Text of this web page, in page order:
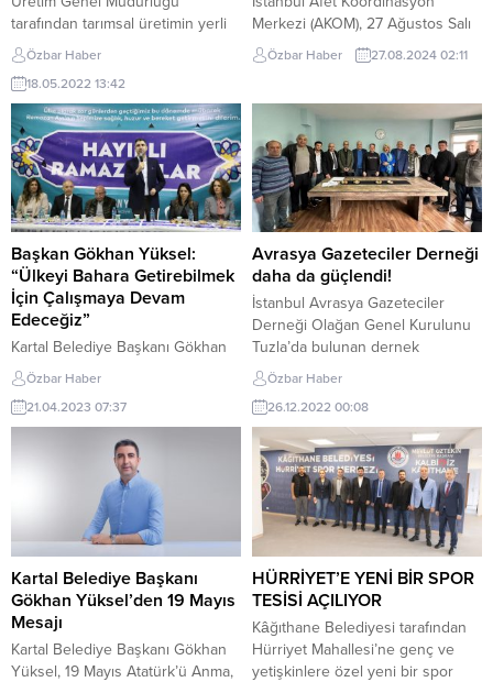
tarafından tarımsal üretimin yerli
ve milli tohumlarla artırılması için
uygulamaya konulan “Yerli Hibrit
Çeşitlerin Kullanımının
Yaygınlaştırılması Projesi” başlığı
altında İstanbul İl Tarım ve Orman
Müdürlüğü’nce projelendirilen
“Yerli ve Milli Fidelerle Sebze
Üretimi” projesi kapsamında
fideler Tuzlalı çiftçiler ile buluştu.
Tuzla Belediyesi Şelale...
Özbar Haber
18.05.2022 13:42
Merkezi (AKOM), 27 Ağustos Salı
sabahı için İstanbul genelinde
kuvvetli sağanak yağış uyarısında
günü sabah saat 07.00’den
itibaren başlaması beklenen
sağanak ve gök gürültülü
sağanak yağışların, öğle
saatlerine kadar (12.00) devam
edeceği belirtildi. Özellikle
İstanbul’un kuzey ilçeleri ve
Boğaz çevresinde etkili olması
beklenen...
Özbar Haber 27.08.2024 02:11
Başkan Gökhan Yüksel:
“Ülkeyi Bahara Getirebilmek
İçin Çalışmaya Devam
Edeceğiz”
Kartal Belediye Başkanı Gökhan
Yüksel, Ramazan ayının son
gününde belediye personeli ile
iftar sofrasında bir araya geldi.
Başkan Yüksel, “Ülkeyi bahara
getirebilmek için çalışmaya devam
edeceğiz” dedi. Kartal Belediyesi
çalışanlarının katıldığı iftar yemeği
Organik Pazar Alanı’nda yapıldı.
Kartal Belediye Başkanı Gökhan
İstanbul Büyükşehir Belediyesi
Sosyal...
Özbar Haber
21.04.2023 07:37
Avrasya Gazeteciler Derneği
daha da güçlendi!
İstanbul Avrasya Gazeteciler
Derneği Olağan Genel Kurulunu
Tuzla’da bulunan dernek
merkezinde gerçekleştirdi.
Oğuzhan Bayrak’ın yenilediği
yönetimi ile tekrar Başkan olduğu
kongre, 40’ı aşan üyesi ile gün
geçtikçe güçlenen ‘İstanbul
Avrasya Gazeteciler Derneği’
adına yepyeni bir dönemin
başladığının sinyallerini de
beraberinde getirdi. Kurulduğu
günden beri Basın dünyasında
‘Gazetecilik’ olgusunun
oluşumunda yaptığı...
Özbar Haber
26.12.2022 00:08
Kartal Belediye Başkanı
Gökhan Yüksel’den 19 Mayıs
Mesajı
Kartal Belediye Başkanı Gökhan
Yüksel, 19 Mayıs Atatürk’ü Anma,
HÜRRİYET’E YENİ BİR SPOR
TESİSİ AÇILIYOR
Kâğıthane Belediyesi tarafından
Hürriyet Mahallesi’ne genç ve
yetişkinlere özel yeni bir spor